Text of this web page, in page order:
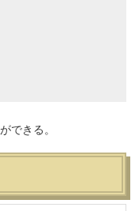
できる。